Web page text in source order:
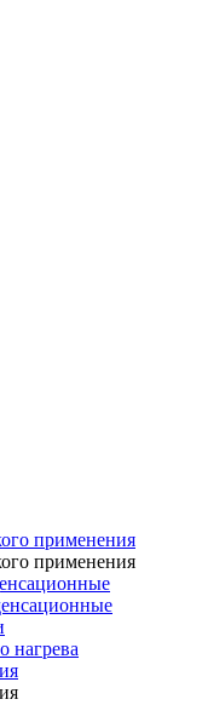
применения
применения
нагрева